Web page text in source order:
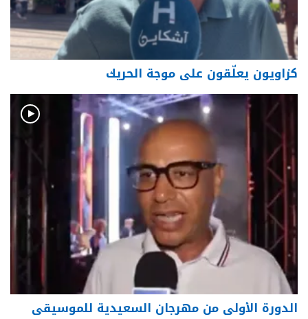
كزاويون يعلّقون على موجة الحريك
الدورة الأولى من مهرجان السعيدية للموسيقى